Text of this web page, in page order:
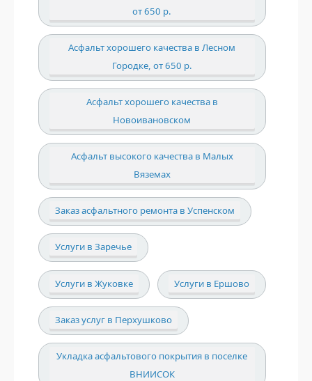
от 650 р.
Асфальт хорошего качества в Лесном
Городке, от 650 р.
Асфальт хорошего качества в
Новоивановском
Асфальт высокого качества в Малых
Вяземах
Заказ асфальтного ремонта в Успенском
Услуги в Заречье
Услуги в Жуковке Услуги в Ершово
Заказ услуг в Перхушково
Укладка асфальтового покрытия в поселке
ВНИИСОК